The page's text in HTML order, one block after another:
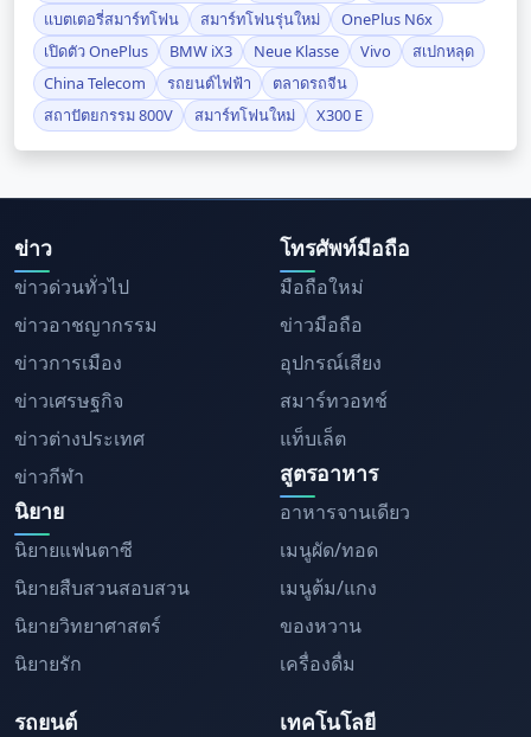
แบตเตอรี่สมาร์ทโฟน
สมาร์ทโฟนรุ่นใหม่
OnePlus N6x
เปิดตัว OnePlus
BMW iX3 Neue Klasse Vivo
สเปกหลุด
China Telecom
รถยนต์ไฟฟ้า
ตลาดรถจีน
สถาปัตยกรรม 800V
สมาร์ทโฟนใหม่ X300 E
ข่าว
ข่าวด่วนทั่วไป
ข่าวอาชญากรรม
ข่าวการเมือง
ข่าวเศรษฐกิจ
ข่าวต่างประเทศ
ข่าวกีฬา
นิยาย
นิยายแฟนตาซี
นิยายสืบสวนสอบสวน
นิยายวิทยาศาสตร์
นิยายรัก
โทรศัพท์มือถือ
มือถือใหม่
ข่าวมือถือ
อุปกรณ์เสียง
สมาร์ทวอทช์
แท็บเล็ต
สูตรอาหาร
อาหารจานเดียว
เมนูผัด/ทอด
เมนูต้ม/แกง
ของหวาน
เครื่องดื่ม
รถยนต์ เทคโนโลยี